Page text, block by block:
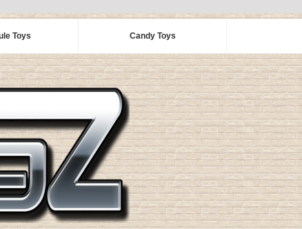
Toys Candy Toys